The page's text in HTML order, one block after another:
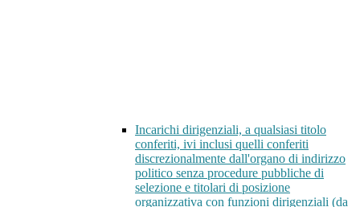
Incarichi dirigenziali, a qualsiasi titolo
conferiti, ivi inclusi quelli conferiti
discrezionalmente dall'organo di indirizzo
politico senza procedure pubbliche di
selezione e titolari di posizione
organizzativa con funzioni dirigenziali (da